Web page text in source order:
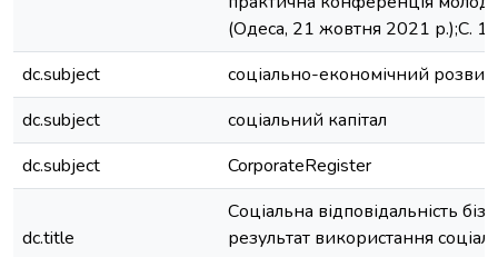
(Одеса, 21 жовтня 2021 р.);С.
dc.subject
соціально-економічний
dc.subject
соціальний капітал
dc.subject
CorporateRegister
dc.title
Соціальна відповідальність
результат використання